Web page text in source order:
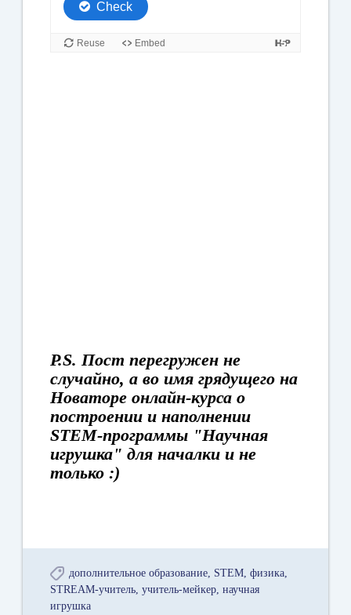
P.S. Пост перегружен не
случайно, а во имя грядущего на
Новаторе онлайн-курса о
построении и наполнении
STEM-программы "Научная
игрушка" для началки и не
только :)
дополнительное образование STEM физика
STREAM-учитель учитель-мейкер научная
игрушка